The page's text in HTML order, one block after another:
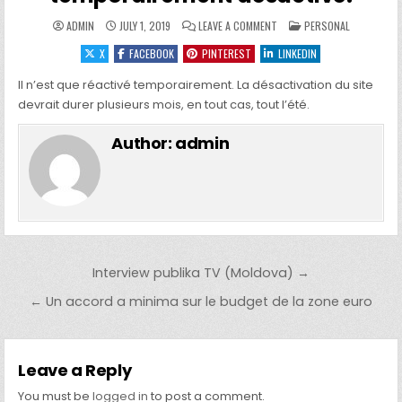
ADMIN JULY 1, 2019 LEAVE A COMMENTON MON SITE INTERNET
POSTED IN
PERSONAL
X
FACEBOOK PINTEREST LINKEDIN
Il n’est que réactivé temporairement. La désactivation du site
devrait durer plusieurs mois, en tout cas, tout l’été.
Author: admin
Post navigation
Interview publika TV (Moldova) →
← Un accord a minima sur le budget de la zone euro
Leave a Reply
You must belogged in to post a comment.